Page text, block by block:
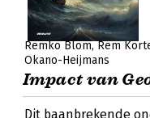
Remko Blom Rem
Okano-Heijmans
Impact van
Dit baanbrekende